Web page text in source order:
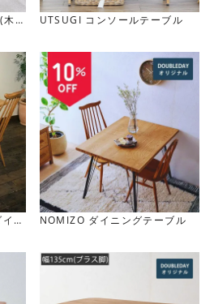
ワークテーブルや小さなダイニ
だけます。
木
UTSUGI コンソールテーブル
ニ
NOMIZO ダイニングテーブル